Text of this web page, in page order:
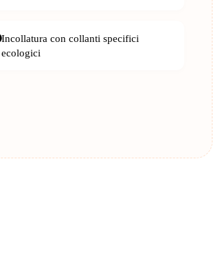
Incollatura con collanti specifici
ecologici